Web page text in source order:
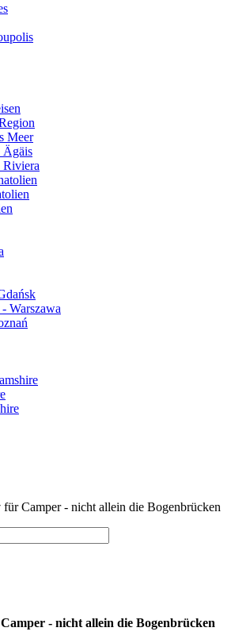
Meer
Ägäis
Riviera
Warszawa
Camper - nicht allein die Bogenbrücken
- nicht allein die Bogenbrücken